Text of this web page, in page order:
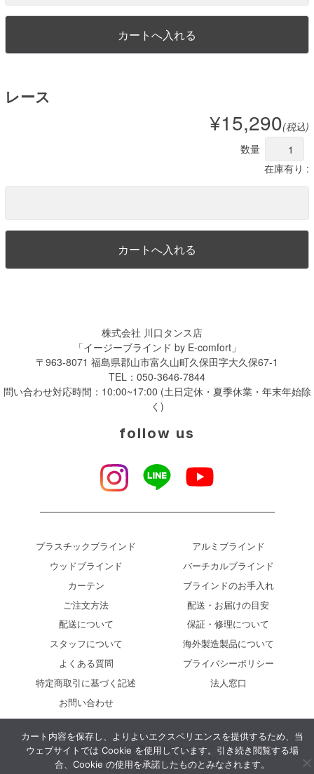
レース
¥15,290(税込)
数量
在庫有り :
株式会社 川口タンス店
「イージーブラインド by E-comfort」
〒963-8071 福島県郡山市富久山町久保田字大久保67-1
TEL： 050-3646-7844
問い合わせ対応時間：10:00~17:00 (土日定休・夏季休業・年末年始除
く)
follow us
プラスチックブラインド
アルミブラインド
ウッドブラインド
バーチカルブラインド
カーテン
ブラインドのお手入れ
ご注文方法
配送・お届けの目安
配送について
保証・修理について
スタッフについて
海外製造製品について
よくある質問
プライバシーポリシー
特定商取引に基づく記述
法人窓口
お問い合わせ
ブラインドカーテンの激安通販はイージーブラインド.jp
KAWAGUCHI FURNITURE Co.,ltd.
カート内容を保存し、よりよいエクスペリエンスを提供するため、当
ウェブサイトでは Cookie を使用しています。引き続き閲覧する場
合、Cookie の使用を承諾したものとみなされます。